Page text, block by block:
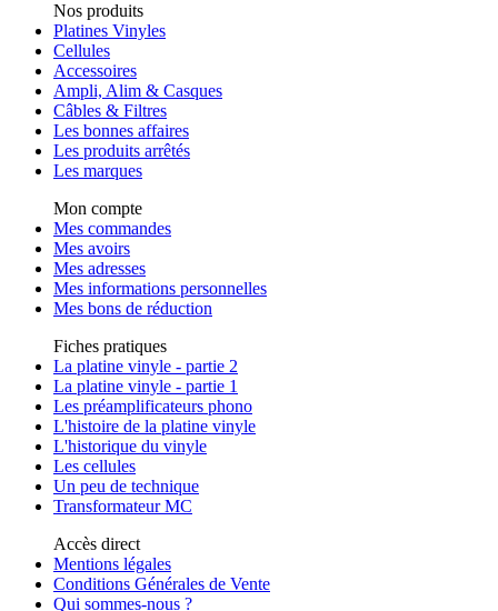
Nos produits
Platines Vinyles
Cellules
Accessoires
Ampli, Alim & Casques
Câbles & Filtres
Les bonnes affaires
Les produits arrêtés
Les marques
Mon compte
Mes commandes
Mes avoirs
Mes adresses
Mes informations personnelles
Mes bons de réduction
Fiches pratiques
La platine vinyle - partie 2
La platine vinyle - partie 1
Les préamplificateurs phono
L'histoire de la platine vinyle
L'historique du vinyle
Les cellules
Un peu de technique
Transformateur MC
Accès direct
Mentions légales
Conditions Générales de Vente
Qui sommes-nous ?